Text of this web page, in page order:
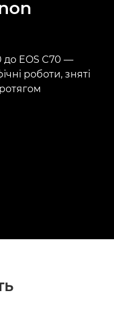
до EOS C70 —
роботи, зняті